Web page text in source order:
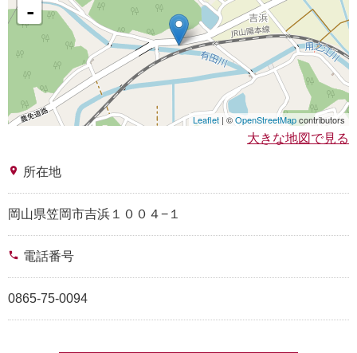
-
Leaflet | ©OpenStreetMapcontributors
大きな地図で見る
place 所在地
岡山県笠岡市吉浜１００４−１
phone 電話番号
0865-75-0094